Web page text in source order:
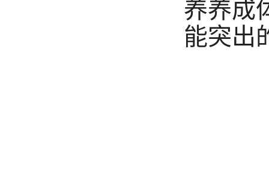
养养成
能突出